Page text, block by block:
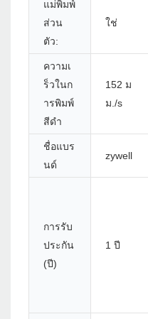
แม่พิมพ์
ส่วน
ตัว:
ใช่
ความเ
ร็วในก
ารพิมพ์
สีดำ
152 ม
ม./s
ชื่อแบร
นด์
zywell
การรับ
ประกัน
(ปี)
1 ปี